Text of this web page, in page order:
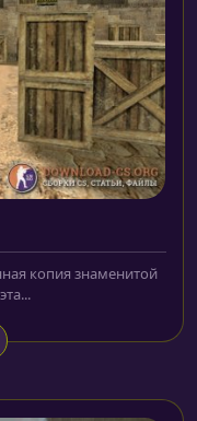
копия знаменитой